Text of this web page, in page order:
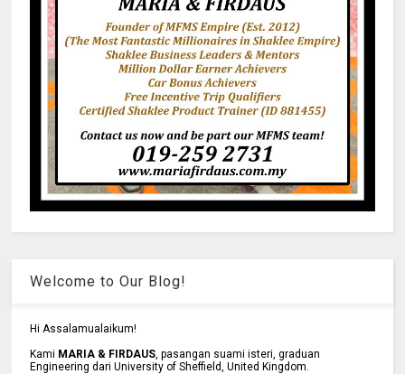
Welcome to Our Blog!
Hi Assalamualaikum!
Kami MARIA & FIRDAUS , pasangan suami isteri, graduan
Engineering dari University of Sheffield, United Kingdom.